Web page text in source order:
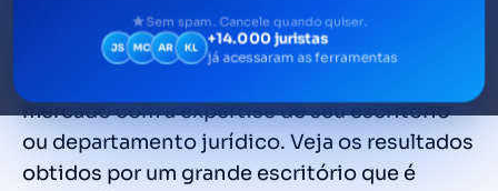
acordos e a oferecer aos seus clientes um
diferencial em termos de resolução de
mercado com a expertise de seu escritório
ou departamento jurídico. Veja os resultados
obtidos por um grande escritório que é
Sem spam. Cancele quando quiser.
JS MC AR KL +14.000 juristas
já acessaram as ferramentas